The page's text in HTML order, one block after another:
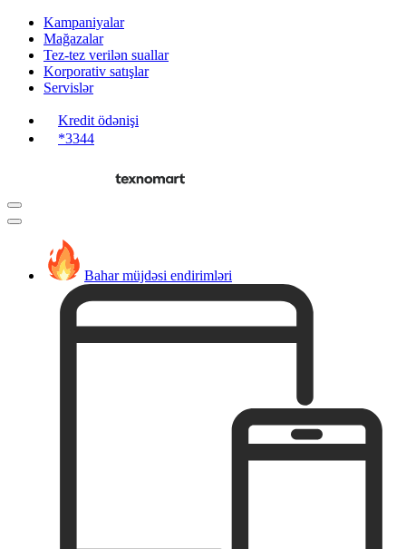
Kampaniyalar
Mağazalar
Tez-tez verilən suallar
Korporativ satışlar
Servislər
Kredit ödənişi
*3344
Bahar müjdəsi endirimləri